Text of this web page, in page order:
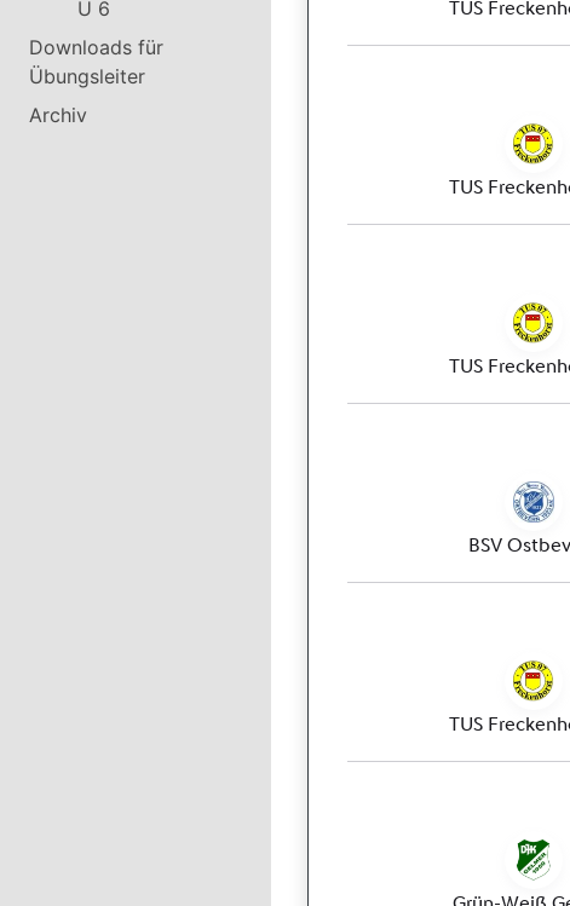
U 6
Downloads für
Übungsleiter
Archiv